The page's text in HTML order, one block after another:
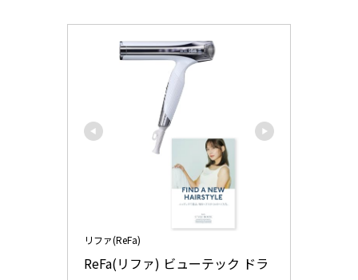
リファ(ReFa)
ReFa(リファ) ビューテック ドラ